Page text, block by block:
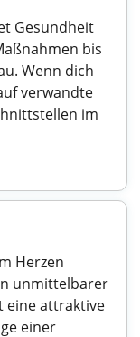
Gesundheit
bis
Wenn dich
verwandte
im
Herzen
unmittelbarer
eine attraktive
einer